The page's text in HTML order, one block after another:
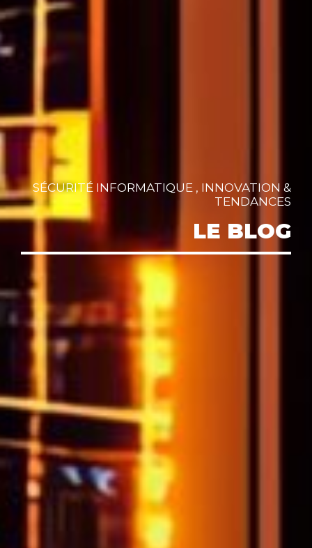
SÉCURITÉ INFORMATIQUE , INNOVATION &
TENDANCES
LE BLOG